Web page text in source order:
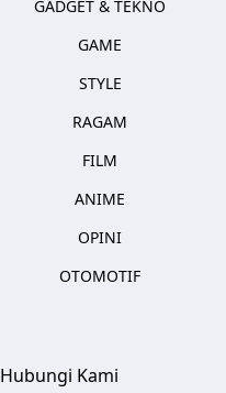
GADGET & TEKNO
GAME
STYLE
RAGAM
FILM
ANIME
OPINI
OTOMOTIF
Hubungi Kami